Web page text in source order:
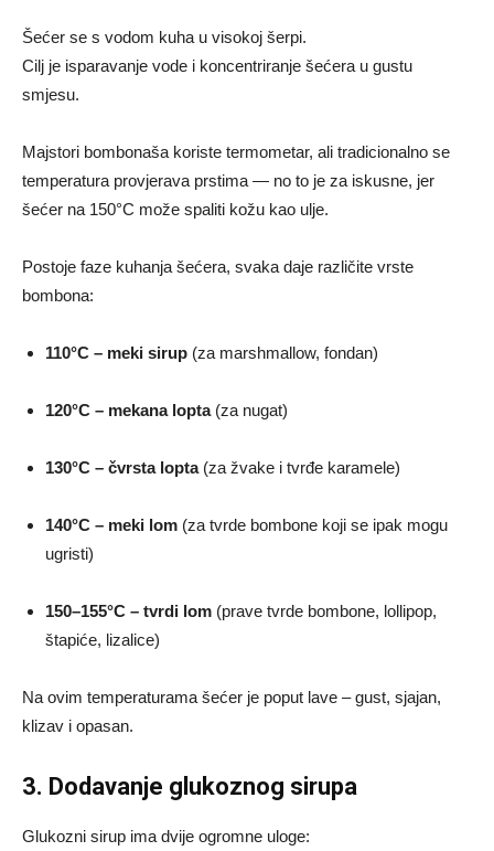
Šećer se s vodom kuha u visokoj šerpi.
Cilj je isparavanje vode i koncentriranje šećera u gustu
smjesu.
Majstori bombonaša koriste termometar, ali tradicionalno se
temperatura provjerava prstima — no to je za iskusne, jer
šećer na 150°C može spaliti kožu kao ulje.
Postoje faze kuhanja šećera, svaka daje različite vrste
bombona:
110°C – meki sirup (za marshmallow, fondan)
120°C – mekana lopta(za nugat)
130°C – čvrsta lopta(za žvake i tvrđe karamele)
140°C – meki lom (za tvrde bombone koji se ipak mogu
ugristi)
150–155°C – tvrdi lom (prave tvrde bombone, lollipop,
štapiće, lizalice)
Na ovim temperaturama šećer je poput lave – gust, sjajan,
klizav i opasan.
3. Dodavanje glukoznog sirupa
Glukozni sirup ima dvije ogromne uloge: